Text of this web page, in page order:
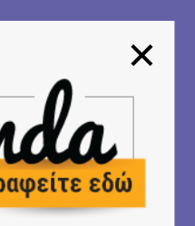
Το Κουδούνι του Τρόμου